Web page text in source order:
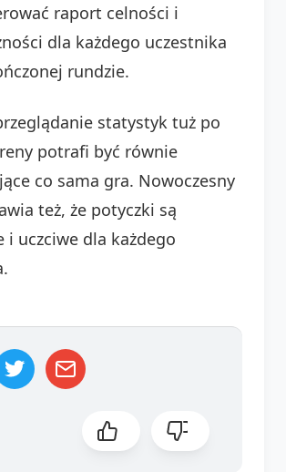
raport celności i
dla każdego uczestnika
rundzie.
statystyk tuż po
potrafi być równie
co sama gra. Nowoczesny
też, że potyczki są
i uczciwe dla każdego